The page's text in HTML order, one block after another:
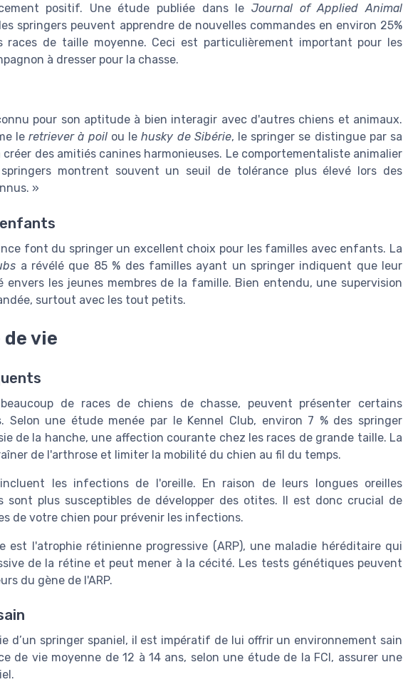
positif. Une étude publiée dans leJournal of Applied Animal
springers peuvent apprendre de nouvelles commandes en environ 25%
races de taille moyenne. Ceci est particulièrement important pour les
à dresser pour la chasse.
pour son aptitude à bien interagir avec d'autres chiens et animaux.
leretriever à poilou lehusky de Sibérie, le springer se distingue par sa
des amitiés canines harmonieuses. Le comportementaliste animalier
montrent souvent un seuil de tolérance plus élevé lors des
»
font du springer un excellent choix pour les familles avec enfants. La
a révélé que 85 % des familles ayant un springer indiquent que leur
les jeunes membres de la famille. Bien entendu, une supervision
surtout avec les tout petits.
vie
de races de chiens de chasse, peuvent présenter certains
Selon une étude menée par le Kennel Club, environ 7 % des springer
de la hanche, une affection courante chez les races de grande taille. La
de l'arthrose et limiter la mobilité du chien au fil du temps.
les infections de l'oreille. En raison de leurs longues oreilles
sont plus susceptibles de développer des otites. Il est donc crucial de
de votre chien pour prévenir les infections.
est l'atrophie rétinienne progressive (ARP), une maladie héréditaire qui
de la rétine et peut mener à la cécité. Les tests génétiques peuvent
du gène de l'ARP.
d’un springer spaniel, il est impératif de lui offrir un environnement sain
de vie moyenne de 12 à 14 ans, selon une étude de la FCI, assurer une